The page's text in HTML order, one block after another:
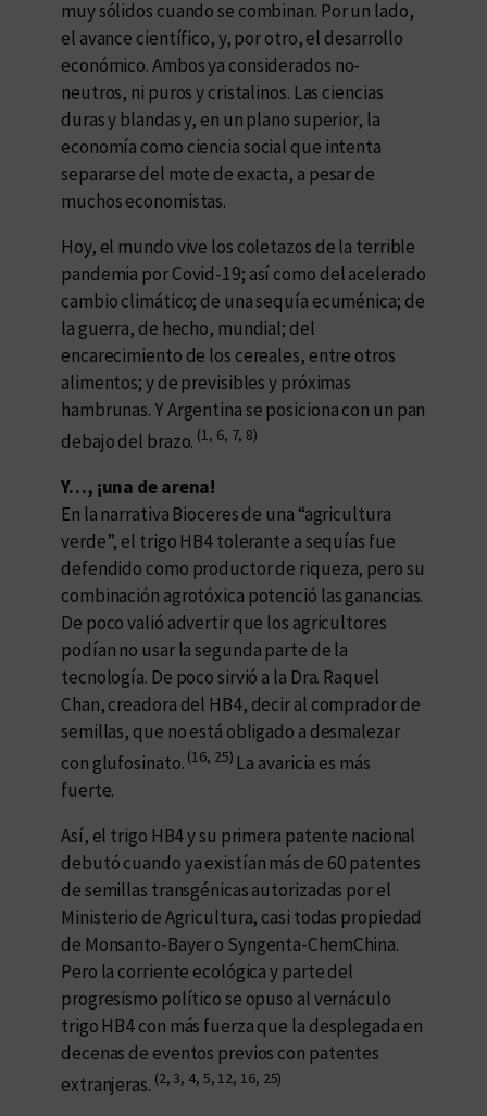
muy sólidos cuando se combinan. Por un lado,
el avance científico, y, por otro, el desarrollo
económico. Ambos ya considerados no-
neutros, ni puros y cristalinos. Las ciencias
duras y blandas y, en un plano superior, la
economía como ciencia social que intenta
separarse del mote de exacta, a pesar de
muchos economistas.
Hoy, el mundo vive los coletazos de la terrible
pandemia por Covid-19; así como del acelerado
cambio climático; de una sequía ecuménica; de
la guerra, de hecho, mundial; del
encarecimiento de los cereales, entre otros
alimentos; y de previsibles y próximas
hambrunas. Y Argentina se posiciona con un pan
debajo del brazo. (1, 6, 7, 8)
Y…, ¡una de arena!
En la narrativa Bioceres de una “agricultura
verde”, el trigo HB4 tolerante a sequías fue
defendido como productor de riqueza, pero su
combinación agrotóxica potenció las ganancias.
De poco valió advertir que los agricultores
podían no usar la segunda parte de la
tecnología. De poco sirvió a la Dra. Raquel
Chan, creadora del HB4, decir al comprador de
semillas, que no está obligado a desmalezar
con glufosinato. (16, 25) La avaricia es más
fuerte.
Así, el trigo HB4 y su primera patente nacional
debutó cuando ya existían más de 60 patentes
de semillas transgénicas autorizadas por el
Ministerio de Agricultura, casi todas propiedad
de Monsanto-Bayer o Syngenta-ChemChina.
Pero la corriente ecológica y parte del
progresismo político se opuso al vernáculo
trigo HB4 con más fuerza que la desplegada en
decenas de eventos previos con patentes
extranjeras. (2, 3, 4, 5, 12, 16, 25)